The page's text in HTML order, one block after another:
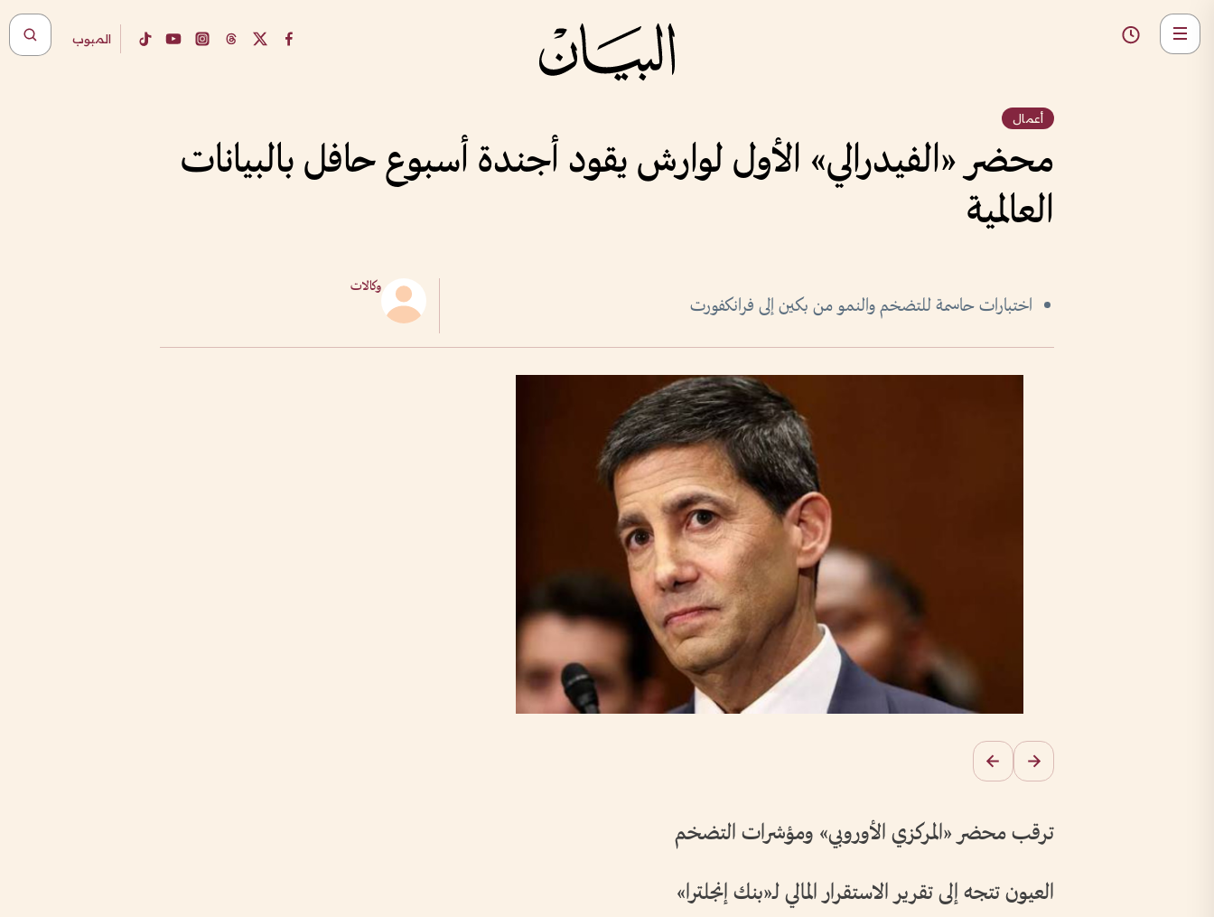
المبوب
أعمال
محضر «الفيدرالي» الأول لوارش يقود أجندة أسبوع حافل بالبيانات
العالمية
اختبارات حاسمة للتضخم والنمو من بكين إلى فرانكفورت
وكالات
ترقب محضر «المركزي الأوروبي» ومؤشرات التضخم
العيون تتجه إلى تقرير الاستقرار المالي لـ«بنك إنجلترا»